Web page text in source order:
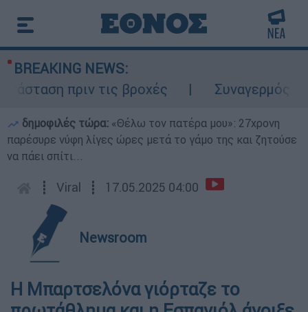
BREAKING NEWS:
πριν τις βροχές
Συναγερμός
δημοφιλές τώρα: «Θέλω τον πατέρα μου»: 27χρονη
παρέσυρε νύφη λίγες ώρες μετά το γάμο της και ζητούσε
να πάει σπίτι...
┋ Viral ┋ 17.05.2025 04:00
Newsroom
Η Μπαρτσελόνα γιόρταζε το